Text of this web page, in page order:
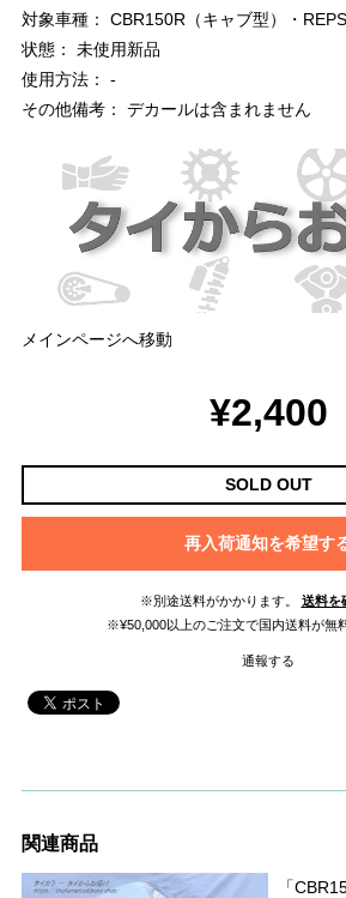
対象車種： CBR150R（キャブ型）・
状態： 未使用新品
使用方法： -
その他備考： デカールは含まれません
メインページへ移動
¥2,400
SOLD OUT
再入荷通知を希望す
※別途送料がかかります。
送料を
※¥50,000以上のご注文で国内送料が無
通報する
関連商品
「